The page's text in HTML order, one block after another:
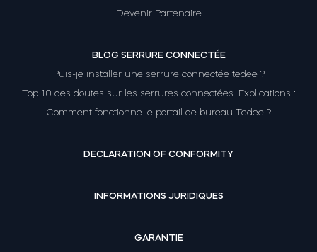
Devenir Partenaire
BLOG SERRURE CONNECTÉE
Puis-je installer une serrure connectée tedee ?
Top 10 des doutes sur les serrures connectées. Explications :
Comment fonctionne le portail de bureau Tedee ?
DECLARATION OF CONFORMITY
INFORMATIONS JURIDIQUES
GARANTIE